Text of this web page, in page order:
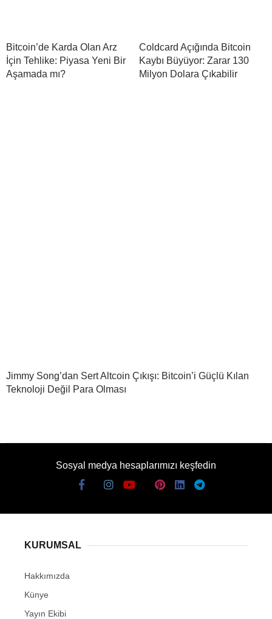
Bitcoin’de Karda Olan Arz
İçin Tehlike: Piyasa Yeni Bir
Aşamada mı?
Coldcard Açığında Bitcoin
Kaybı Büyüyor: Zarar 130
Milyon Dolara Çıkabilir
Jimmy Song’dan Sert Altcoin Çıkışı: Bitcoin’i Güçlü Kılan
Teknoloji Değil Para Olması
Sosyal medya hesaplarımızı keşfedin
KURUMSAL
Hakkımızda
Künye
Yayın Ekibi